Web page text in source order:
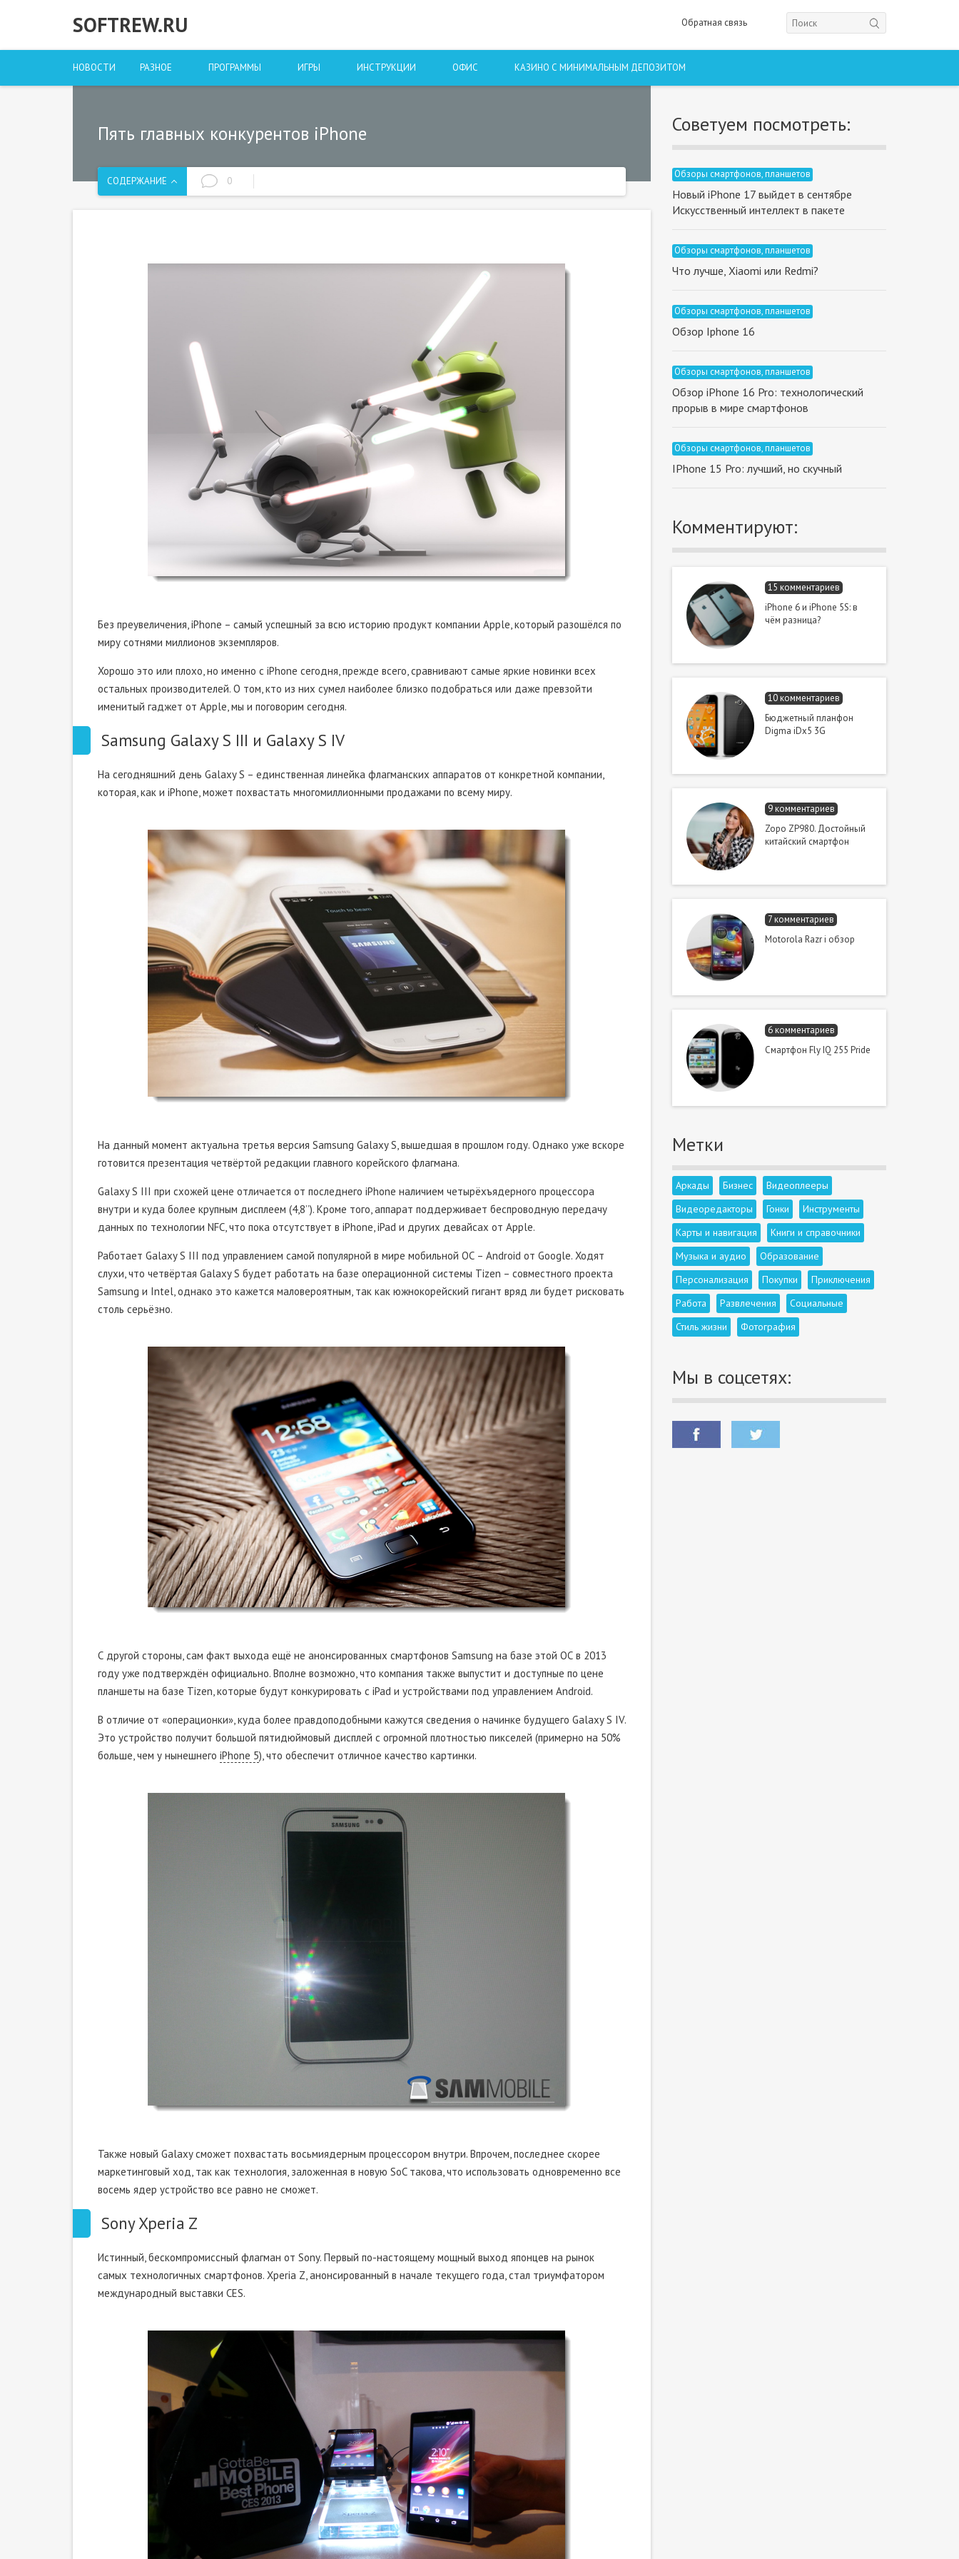
SOFTREW.RU Обратная связь
НОВОСТИ РАЗНОЕ ПРОГРАММЫ ИГРЫ ИНСТРУКЦИИ ОФИС КАЗИНО С МИНИМАЛЬНЫМ ДЕПОЗИТОМ
Пять главных конкурентов iPhone
СОДЕРЖАНИЕ 0
Без преувеличения, iPhone – самый успешный за всю историю продукт компании Apple, который разошёлся по
миру сотнями миллионов экземпляров.
Хорошо это или плохо, но именно с iPhone сегодня, прежде всего, сравнивают самые яркие новинки всех
остальных производителей. О том, кто из них сумел наиболее близко подобраться или даже превзойти
именитый гаджет от Apple, мы и поговорим сегодня.
Samsung Galaxy S III и Galaxy S IV
На сегодняшний день Galaxy S – единственная линейка флагманских аппаратов от конкретной компании,
которая, как и iPhone, может похвастать многомиллионными продажами по всему миру.
На данный момент актуальна третья версия Samsung Galaxy S, вышедшая в прошлом году. Однако уже вскоре
готовится презентация четвёртой редакции главного корейского флагмана.
Galaxy S III при схожей цене отличается от последнего iPhone наличием четырёхъядерного процессора
внутри и куда более крупным дисплеем (4,8’’). Кроме того, аппарат поддерживает беспроводную передачу
данных по технологии NFC, что пока отсутствует в iPhone, iPad и других девайсах от Apple.
Работает Galaxy S III под управлением самой популярной в мире мобильной ОС – Android от Google. Ходят
слухи, что четвёртая Galaxy S будет работать на базе операционной системы Tizen – совместного проекта
Samsung и Intel, однако это кажется маловероятным, так как южнокорейский гигант вряд ли будет рисковать
столь серьёзно.
С другой стороны, сам факт выхода ещё не анонсированных смартфонов Samsung на базе этой ОС в 2013
году уже подтверждён официально. Вполне возможно, что компания также выпустит и доступные по цене
планшеты на базе Tizen, которые будут конкурировать с iPad и устройствами под управлением Android.
В отличие от «операционки», куда более правдоподобными кажутся сведения о начинке будущего Galaxy S IV.
Это устройство получит большой пятидюймовый дисплей с огромной плотностью пикселей (примерно на 50%
больше, чем у нынешнего iPhone 5), что обеспечит отличное качество картинки.
Также новый Galaxy сможет похвастать восьмиядерным процессором внутри. Впрочем, последнее скорее
маркетинговый ход, так как технология, заложенная в новую SoC такова, что использовать одновременно все
восемь ядер устройство все равно не сможет.
Sony Xperia Z
Истинный, бескомпромиссный флагман от Sony. Первый по-настоящему мощный выход японцев на рынок
самых технологичных смартфонов. Xperia Z, анонсированный в начале текущего года, стал триумфатором
международный выставки CES.
Советуем посмотреть:
Обзоры смартфонов, планшетов
Новый iPhone 17 выйдет в сентябре
Искусственный интеллект в пакете
Обзоры смартфонов, планшетов
Что лучше, Xiaomi или Redmi?
Обзоры смартфонов, планшетов
Обзор Iphone 16
Обзоры смартфонов, планшетов
Обзор iPhone 16 Pro: технологический
прорыв в мире смартфонов
Обзоры смартфонов, планшетов
IPhone 15 Pro: лучший, но cкучный
Комментируют:
15 комментариев
iPhone 6 и iPhone 5S: в
чём разница?
10 комментариев
Бюджетный планфон
Digma iDx5 3G
9 комментариев
Zopo ZP980. Достойный
китайский смартфон
7 комментариев
Motorola Razr i обзор
6 комментариев
Смартфон Fly IQ 255 Pride
Метки
Аркады Бизнес
Видеоплееры
Видеоредакторы
Гонки
Инструменты
Карты и навигация
Книги и справочники
Музыка и аудио
Образование
Персонализация
Покупки
Приключения
Работа
Развлечения
Социальные
Стиль жизни
Фотография
Мы в соцсетях: